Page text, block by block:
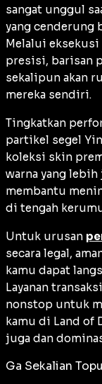
sangat unggul
yang
Melalui eksekusi
presisi, barisan
sekalipun akan
mereka sendiri.
Tingkatkan
partikel segel
koleksi skin
warna yang
membantu
di tengah
Untuk urusan
secara legal,
kamu dapat
Layanan
nonstop untuk
kamu di Land of
juga dan
Ga Sekalian